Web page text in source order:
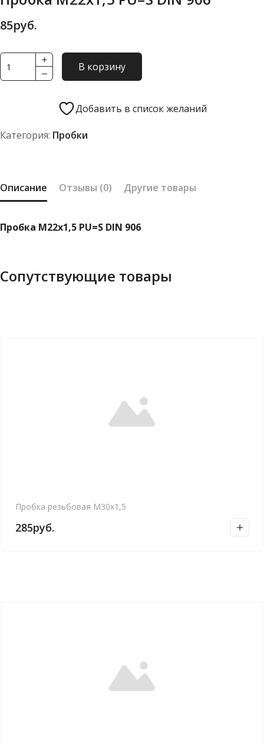
85руб.
Количество
товара
DIN
В корзину
Добавить в список желаний
Категория: Пробки
Описание Отзывы (0) Другие товары
Пробка М22х1,5 PU=S DIN 906
Сопутствующие товары
Пробка резьбовая М30х1,5
285руб.